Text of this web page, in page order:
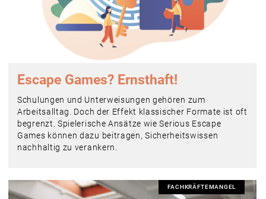
Escape Games? Ernsthaft!
Schulungen und Unterweisungen gehören zum
Arbeitsalltag. Doch der Effekt klassischer Formate ist oft
begrenzt. Spielerische Ansätze wie Serious Escape
Games können dazu beitragen, Sicherheitswissen
nachhaltig zu verankern.
FACHKRÄFTEMANGEL